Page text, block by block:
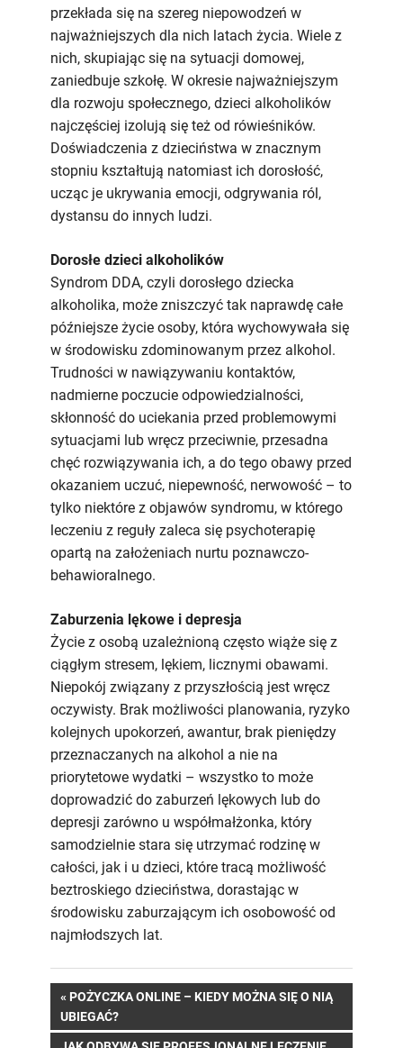
przekłada się na szereg niepowodzeń w
najważniejszych dla nich latach życia. Wiele z
nich, skupiając się na sytuacji domowej,
zaniedbuje szkołę. W okresie najważniejszym
dla rozwoju społecznego, dzieci alkoholików
najczęściej izolują się też od rówieśników.
Doświadczenia z dzieciństwa w znacznym
stopniu kształtują natomiast ich dorosłość,
ucząc je ukrywania emocji, odgrywania ról,
dystansu do innych ludzi.
Dorosłe dzieci alkoholików
Syndrom DDA, czyli dorosłego dziecka
alkoholika, może zniszczyć tak naprawdę całe
późniejsze życie osoby, która wychowywała się
w środowisku zdominowanym przez alkohol.
Trudności w nawiązywaniu kontaktów,
nadmierne poczucie odpowiedzialności,
skłonność do uciekania przed problemowymi
sytuacjami lub wręcz przeciwnie, przesadna
chęć rozwiązywania ich, a do tego obawy przed
okazaniem uczuć, niepewność, nerwowość – to
tylko niektóre z objawów syndromu, w którego
leczeniu z reguły zaleca się psychoterapię
opartą na założeniach nurtu poznawczo-
behawioralnego.
Zaburzenia lękowe i depresja
Życie z osobą uzależnioną często wiąże się z
ciągłym stresem, lękiem, licznymi obawami.
Niepokój związany z przyszłością jest wręcz
oczywisty. Brak możliwości planowania, ryzyko
kolejnych upokorzeń, awantur, brak pieniędzy
przeznaczanych na alkohol a nie na
priorytetowe wydatki – wszystko to może
doprowadzić do zaburzeń lękowych lub do
depresji zarówno u współmałżonka, który
samodzielnie stara się utrzymać rodzinę w
całości, jak i u dzieci, które tracą możliwość
beztroskiego dzieciństwa, dorastając w
środowisku zaburzającym ich osobowość od
najmłodszych lat.
Nawigacja
wpisu
PREVIOUS
POST:
POŻYCZKA ONLINE – KIEDY MOŻNA SIĘ O NIĄ
UBIEGAĆ?